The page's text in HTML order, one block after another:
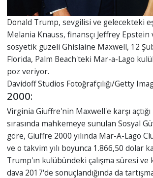
Donald Trump, sevgilisi ve gelecekteki
Melania Knauss, finansçı Jeffrey Epstein
sosyetik güzeli Ghislaine Maxwell, 12
Florida, Palm Beach'teki Mar-a-Lago
poz veriyor.
Davidoff Studios Fotoğrafçılığı/Getty
2000:
Virginia Giuffre'nin Maxwell'e karşı açtığı
sırasında mahkemeye sunulan Sosyal
göre, Giuffre 2000 yılında Mar-A-Lago
ve o takvim yılı boyunca 1.866,50 dolar
Trump'ın kulübündeki çalışma süresi
dava 2017'de sonuçlandığında da